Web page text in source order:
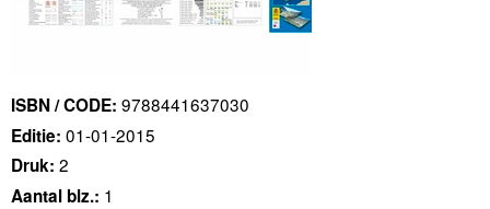
ISBN / CODE: 9788441637030
Editie: 01-01-2015
Druk: 2
Aantal blz.: 1